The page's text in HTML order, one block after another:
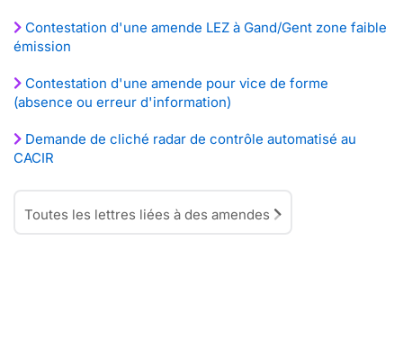
Contestation d'une amende LEZ à Gand/Gent zone faible
émission
Contestation d'une amende pour vice de forme
(absence ou erreur d'information)
Demande de cliché radar de contrôle automatisé au
CACIR
Toutes les lettres liées à des amendes